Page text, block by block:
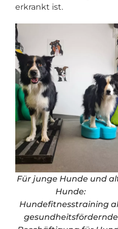
erkrankt ist.
Für junge Hunde und
Hunde:
Hundefitnesstraining
gesundheitsfördernde